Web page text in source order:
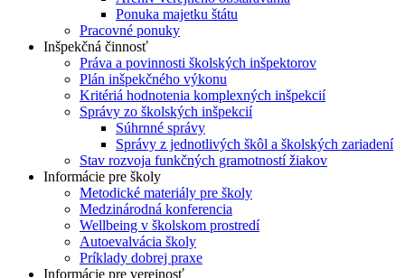
Ponuka majetku štátu
Pracovné ponuky
Inšpekčná činnosť
Práva a povinnosti školských inšpektorov
Plán inšpekčného výkonu
Kritériá hodnotenia komplexných inšpekcií
Správy zo školských inšpekcií
Súhrnné správy
Správy z jednotlivých škôl a školských zariadení
Stav rozvoja funkčných gramotností žiakov
Informácie pre školy
Metodické materiály pre školy
Medzinárodná konferencia
Wellbeing v školskom prostredí
Autoevalvácia školy
Príklady dobrej praxe
Informácie pre verejnosť